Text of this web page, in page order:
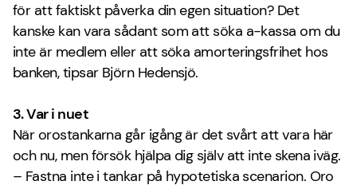
för att faktiskt påverka din egen situation? Det
kanske kan vara sådant som att söka a-kassa om du
inte är medlem eller att söka amorteringsfrihet hos
banken, tipsar Björn Hedensjö.
3. Var i nuet
När orostankarna går igång är det svårt att vara här
och nu, men försök hjälpa dig själv att inte skena iväg.
– Fastna inte i tankar på hypotetiska scenarion. Oro